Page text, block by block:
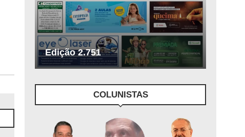
Edição 2.751
COLUNISTAS